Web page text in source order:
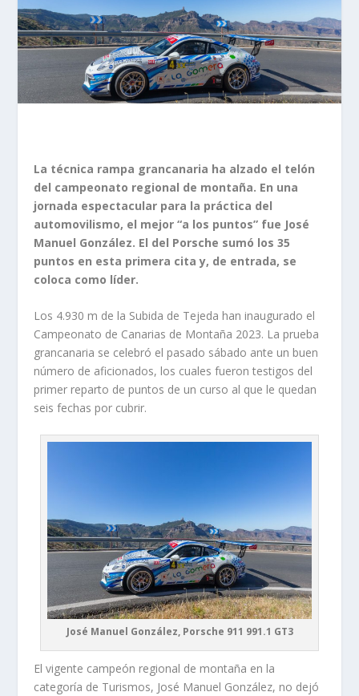
La técnica rampa grancanaria ha alzado el telón
del campeonato regional de montaña. En una
jornada espectacular para la práctica del
automovilismo, el mejor “a los puntos” fue José
Manuel González. El del Porsche sumó los 35
puntos en esta primera cita y, de entrada, se
coloca como líder.
Los 4.930 m de la Subida de Tejeda han inaugurado el
Campeonato de Canarias de Montaña 2023. La prueba
grancanaria se celebró el pasado sábado ante un buen
número de aficionados, los cuales fueron testigos del
primer reparto de puntos de un curso al que le quedan
seis fechas por cubrir.
José Manuel González, Porsche 911 991.1 GT3
El vigente campeón regional de montaña en la
categoría de Turismos, José Manuel González, no dejó